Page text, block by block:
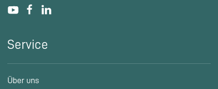
Service
Über uns